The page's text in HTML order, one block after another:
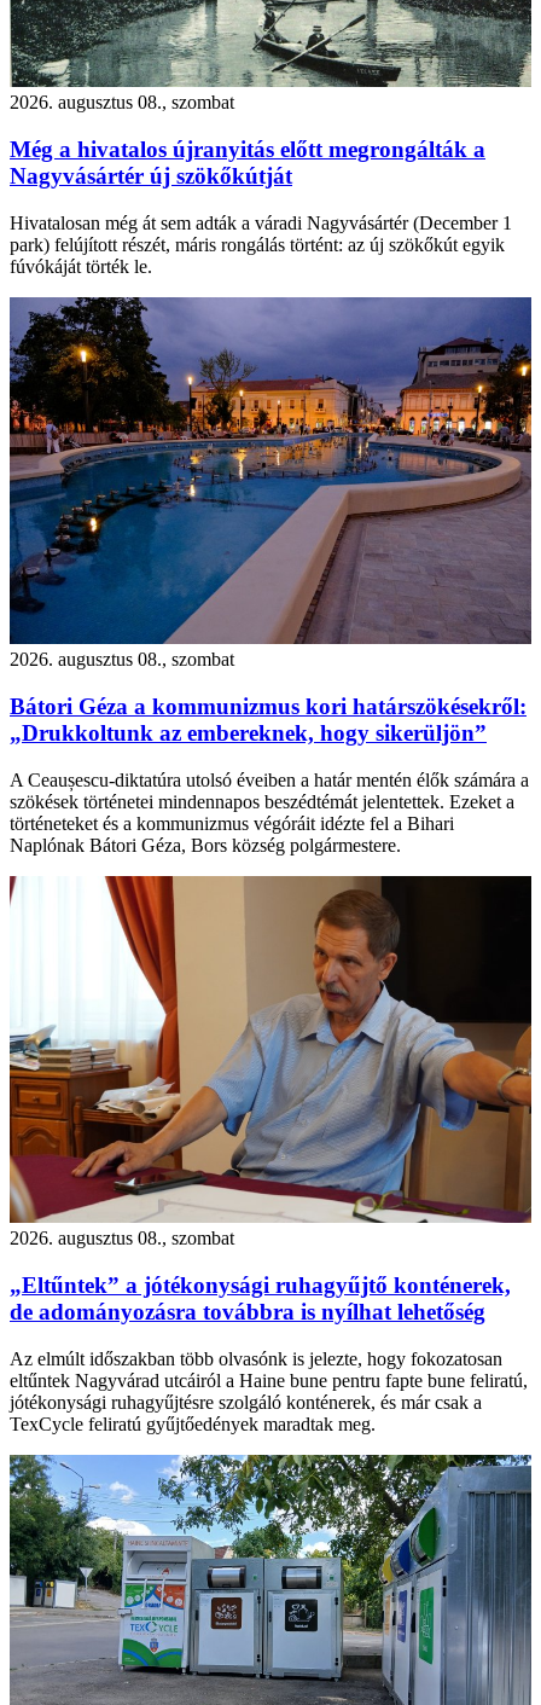
2026. augusztus 08., szombat
Még a hivatalos újranyitás előtt megrongálták a
Nagyvásártér új szökőkútját
Hivatalosan még át sem adták a váradi Nagyvásártér (December 1
park) felújított részét, máris rongálás történt: az új szökőkút egyik
fúvókáját törték le.
2026. augusztus 08., szombat
Bátori Géza a kommunizmus kori határszökésekről:
„Drukkoltunk az embereknek, hogy sikerüljön”
A Ceaușescu-diktatúra utolsó éveiben a határ mentén élők számára a
szökések történetei mindennapos beszédtémát jelentettek. Ezeket a
történeteket és a kommunizmus végóráit idézte fel a Bihari
Naplónak Bátori Géza, Bors község polgármestere.
2026. augusztus 08., szombat
„Eltűntek” a jótékonysági ruhagyűjtő konténerek,
de adományozásra továbbra is nyílhat lehetőség
Az elmúlt időszakban több olvasónk is jelezte, hogy fokozatosan
eltűntek Nagyvárad utcáiról a Haine bune pentru fapte bune feliratú,
jótékonysági ruhagyűjtésre szolgáló konténerek, és már csak a
TexCycle feliratú gyűjtőedények maradtak meg.